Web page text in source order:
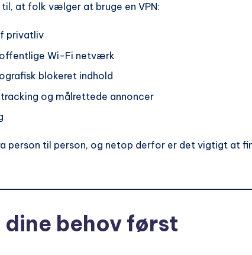
til, at folk vælger at bruge en VPN:
privatliv
offentlige Wi-Fi netværk
blokeret indhold
og målrettede annoncer
person til person, og netop derfor er det vigtigt at
behov først